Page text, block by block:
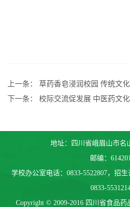
上一条： 草药香皂浸润校园 传统文
下一条： 校际交流促发展 中医药文
地址：四川省峨眉山市名
邮编：
学校办公室电话：0833-5522807，招生
0833-
Copyright © 2009-2016 四川省食品药